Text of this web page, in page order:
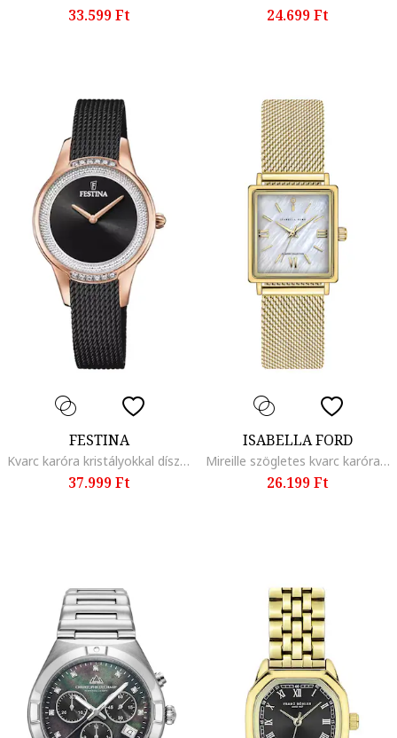
33.599 Ft 24.699 Ft
FESTINA
Kvarc karóra kristályokkal díszítve, Fekete
37.999 Ft
ISABELLA FORD
Mireille szögletes kvarc karóra, Aranyszín
26.199 Ft